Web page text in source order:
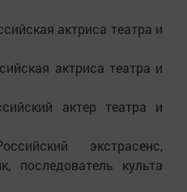
актриса театра и
актриса театра и
актер театра и
экстрасенс,
последователь культа